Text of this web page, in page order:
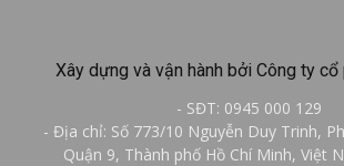
Xây dựng và vận hành bởi Công ty
- SĐT: 0945 000 129
- Địa chỉ: Số 773/10 Nguyễn Duy Trinh,
Quận 9, Thành phố Hồ Chí Minh, Việt